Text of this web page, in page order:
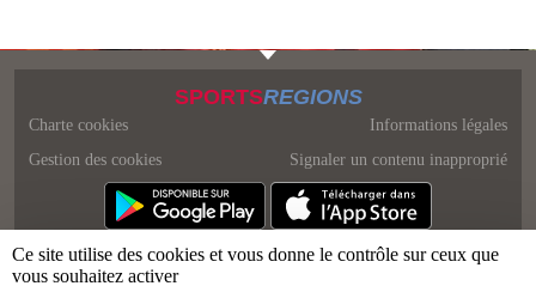
SPORTSREGIONS
Charte cookies
Gestion des cookies
Informations légales
Signaler un contenu inapproprié
Ce site utilise des cookies et vous donne le contrôle sur ceux que
vous souhaitez activer